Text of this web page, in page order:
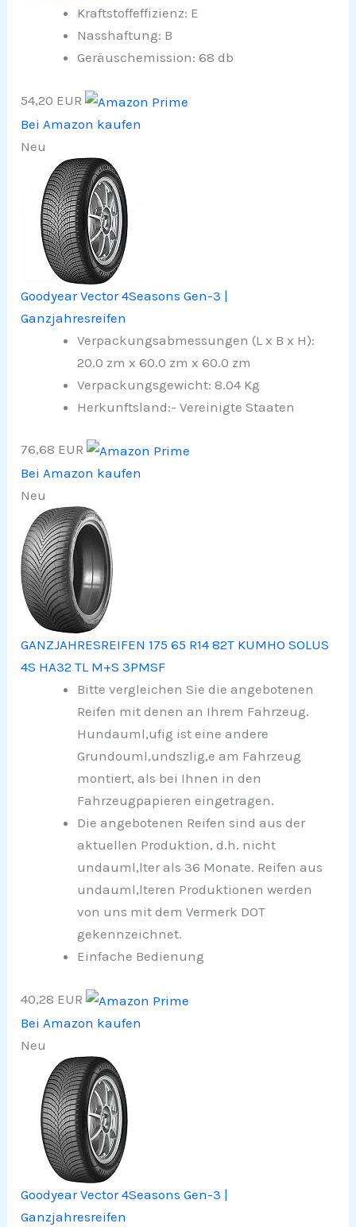
Kraftstoffeffizienz: E
Nasshaftung: B
Geräuschemission: 68 db
54,20 EUR
Bei Amazon kaufen
Neu
Goodyear Vector 4Seasons Gen-3 |
Ganzjahresreifen
Verpackungsabmessungen (L x B x H):
20.0 zm x 60.0 zm x 60.0 zm
Verpackungsgewicht: 8.04 Kg
Herkunftsland:- Vereinigte Staaten
76,68 EUR
Bei Amazon kaufen
Neu
GANZJAHRESREIFEN 175 65 R14 82T KUMHO SOLUS
4S HA32 TL M+S 3PMSF
Bitte vergleichen Sie die angebotenen
Reifen mit denen an Ihrem Fahrzeug.
Hundauml,ufig ist eine andere
Grundouml,undszlig,e am Fahrzeug
montiert, als bei Ihnen in den
Fahrzeugpapieren eingetragen.
Die angebotenen Reifen sind aus der
aktuellen Produktion, d.h. nicht
undauml,lter als 36 Monate. Reifen aus
undauml,lteren Produktionen werden
von uns mit dem Vermerk DOT
gekennzeichnet.
Einfache Bedienung
40,28 EUR
Bei Amazon kaufen
Neu
Goodyear Vector 4Seasons Gen-3 |
Ganzjahresreifen